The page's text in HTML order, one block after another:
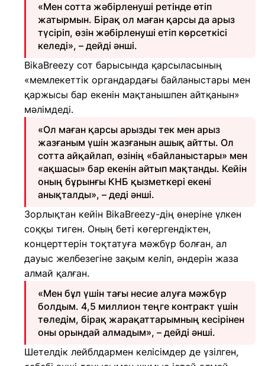
«Мен сотта жәбірленуші ретінде өтіп
жатырмын. Бірақ ол маған қарсы да арыз
түсіріп, өзін жәбірленуші етіп көрсеткісі
келеді», – дейді әнші.
BikaBreezy сот барысында қарсыласының
«мемлекеттік органдардағы байланыстары мен
қаржысы бар екенін мақтанышпен айтқанын»
мәлімдеді.
«Ол маған қарсы арызды тек мен арыз
жазғаным үшін жазғанын ашық айтты. Ол
сотта айқайлап, өзінің «байланыстары» мен
«ақшасы» бар екенін айтып мақтанды. Кейін
оның бұрынғы КНБ қызметкері екені
анықталды», – деді әнші.
Зорлықтан кейін BikaBreezy-дің өнеріне үлкен
соққы тиген. Оның беті көгергендіктен,
концерттерін тоқтатуға мәжбүр болған, ал
дауыс желбезегіне зақым келіп, әндерін жаза
алмай қалған.
«Мен бұл үшін тағы несие алуға мәжбүр
болдым. 4,5 миллион теңге контракт үшін
төледім, бірақ жарақаттарымның кесірінен
оны орындай алмадым», – дейді әнші.
Шетелдік лейблдармен келісімдер де үзілген,